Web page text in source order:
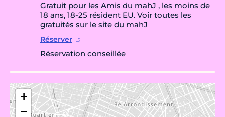
Gratuit pour les Amis du mahJ , les moins de
18 ans, 18-25 résident EU. Voir toutes les
gratuités sur le site du mahJ
Réserver
Réservation conseillée
+
−